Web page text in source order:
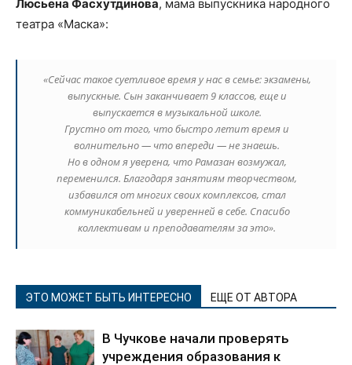
Люсьена Фасхутдинова, мама выпускника народного
театра «Маска»:
«Сейчас такое суетливое время у нас в семье: экзамены,
выпускные. Сын заканчивает 9 классов, еще и
выпускается в музыкальной школе.
Грустно от того, что быстро летит время и
волнительно — что впереди — не знаешь.
Но в одном я уверена, что Рамазан возмужал,
переменился. Благодаря занятиям творчеством,
избавился от многих своих комплексов, стал
коммуникабельней и уверенней в себе. Спасибо
коллективам и преподавателям за это».
ЭТО МОЖЕТ БЫТЬ ИНТЕРЕСНО ЕЩЕ ОТ АВТОРА
В Чучкове начали проверять
учреждения образования к